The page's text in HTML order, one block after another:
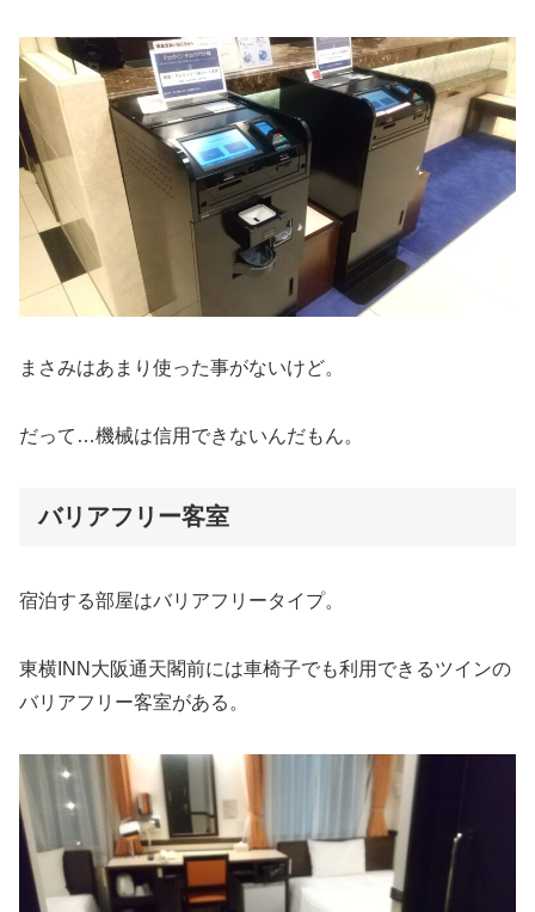
まさみはあまり使った事がないけど。
だって…機械は信用できないんだもん。
バリアフリー客室
宿泊する部屋はバリアフリータイプ。
東横INN大阪通天閣前には車椅子でも利用できるツインの
バリアフリー客室がある。